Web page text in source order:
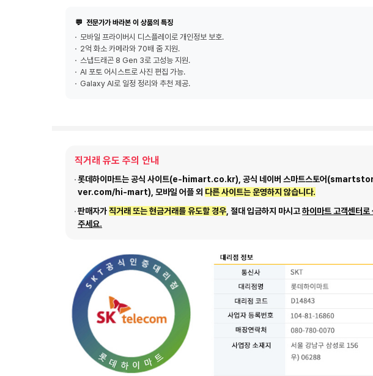
💬 전문가가 바라본 이 상품의 특징
모바일 프라이버시 디스플레이로 개인정보 보호.
2억 화소 카메라와 70배 줌 지원.
스냅드래곤 8 Gen 3로 고성능 지원.
AI 포토 어시스트로 사진 편집 가능.
Galaxy AI로 일정 정리와 추천 제공.
직거래 유도 주의 안내
롯데하이마트는 공식 사이트(e-himart.co.kr), 공식 네이버 스마트스토어
ver.com/hi-mart), 모바일 어플 외 다른 사이트는 운영하지 않습니다.
판매자가직거래 또는 현금거래를 유도할 경우, 절대 입금하지 마시고하이마트 고객센터로
주세요.